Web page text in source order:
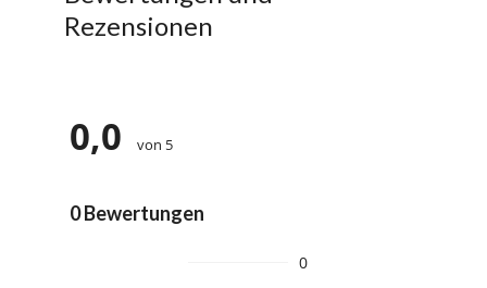
Rezensionen
0,0 von 5
0 Bewertungen
0